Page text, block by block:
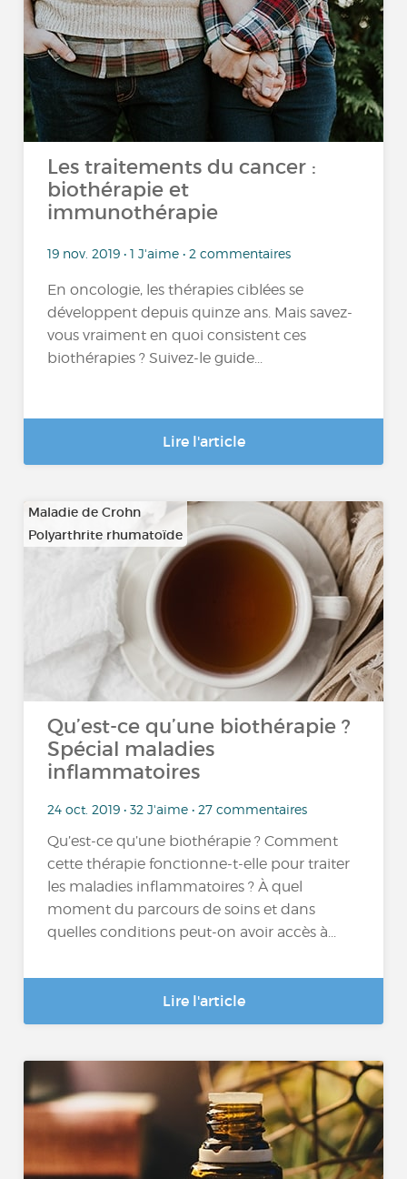
Les traitements du cancer :
biothérapie et
immunothérapie
19 nov. 2019 • 1 J'aime • 2 commentaires
En oncologie, les thérapies ciblées se
développent depuis quinze ans. Mais savez-
vous vraiment en quoi consistent ces
biothérapies ? Suivez-le guide...
Lire l'article
Maladie de Crohn
Polyarthrite rhumatoïde
Qu’est-ce qu’une biothérapie ?
Spécial maladies
inflammatoires
24 oct. 2019 • 32 J'aime • 27 commentaires
Qu’est-ce qu’une biothérapie ? Comment
cette thérapie fonctionne-t-elle pour traiter
les maladies inflammatoires ? À quel
moment du parcours de soins et dans
quelles conditions peut-on avoir accès à...
Lire l'article